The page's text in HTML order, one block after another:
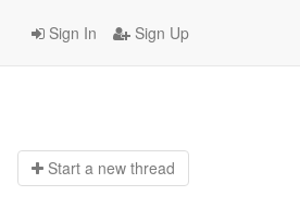
Sign In Sign Up
Start a new thread